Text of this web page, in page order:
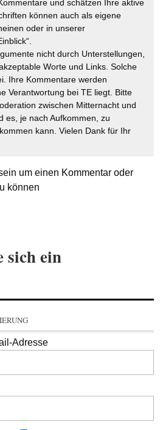
und schätzen Ihre aktive
können auch als eigene
oder in unserer
nicht durch Unterstellungen,
Worte und Links. Solche
Ihre Kommentare werden
Verantwortung bei TE liegt. Bitte
zwischen Mitternacht und
es, je nach Aufkommen, zu
kann. Vielen Dank für Ihr
um einen Kommentar oder
können
sich ein
Adresse